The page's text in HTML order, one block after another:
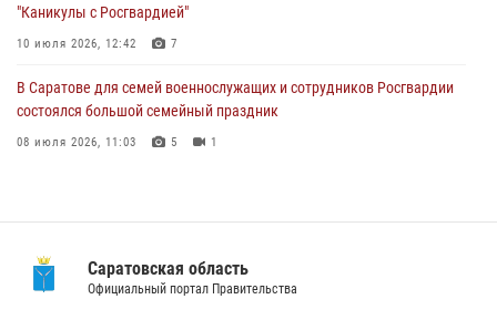
В Саратове для семей военнослужащих и сотрудников Росгвардии
состоялся большой семейный праздник
"Каникулы с Росгвардией"
10 июля 2026, 12:42 7
В Саратове для семей военнослужащих и сотрудников Росгвардии
состоялся большой семейный праздник
08 июля 2026, 11:03 5 1
В Саратовской области при содействии спецназа Росгвардии
Саратовская область
Официальный портал Правительства